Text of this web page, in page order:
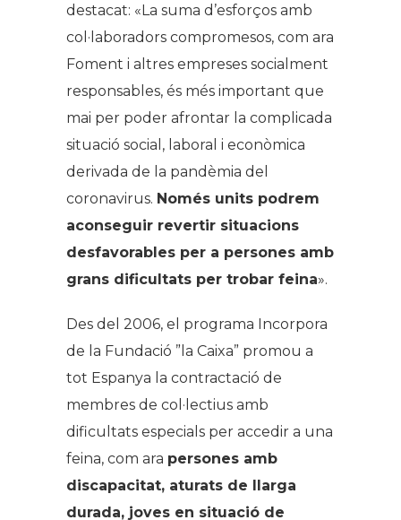
destacat: «La suma d’esforços amb
col·laboradors compromesos, com ara
Foment i altres empreses socialment
responsables, és més important que
mai per poder afrontar la complicada
situació social, laboral i econòmica
derivada de la pandèmia del
coronavirus. Només units podrem
aconseguir revertir situacions
desfavorables per a persones amb
grans dificultats per trobar feina».
Des del 2006, el programa Incorpora
de la Fundació ”la Caixa” promou a
tot Espanya la contractació de
membres de col·lectius amb
dificultats especials per accedir a una
feina, com ara persones amb
discapacitat, aturats de llarga
durada, joves en situació de